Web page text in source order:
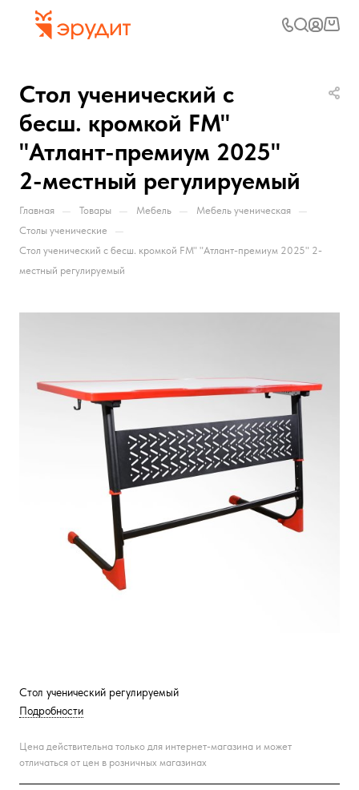
Стол ученический с
бесш. кромкой FM"
"Атлант-премиум 2025"
2-местный регулируемый
Главная — Товары — Мебель — Мебель ученическая —
Столы ученические —
Стол ученический с бесш. кромкой FM" "Атлант-премиум 2025" 2-
местный регулируемый
Стол ученический регулируемый
Подробности
Цена действительна только для интернет-магазина и может
отличаться от цен в розничных магазинах